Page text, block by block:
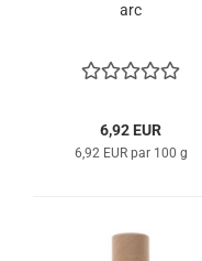
arc
6,92 EUR
6,92 EUR par 100 g